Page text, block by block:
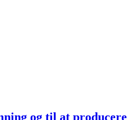
og til at